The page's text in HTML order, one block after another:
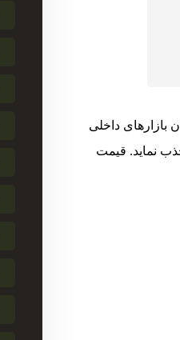
بازارهای داخلی
نماید. قیمت